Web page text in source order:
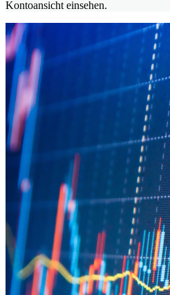
Kontoansicht einsehen.